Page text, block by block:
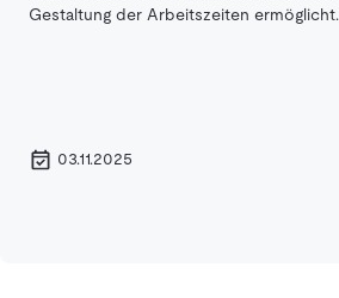
Gestaltung der Arbeitszeiten ermöglicht.
03.11.2025